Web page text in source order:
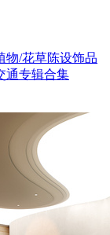
物/花草陈设饰品
通专辑合集